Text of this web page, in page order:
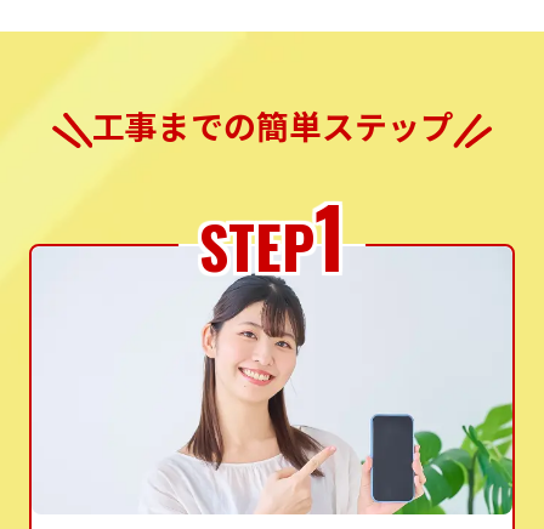
工事までの簡単ステップ
STEP1